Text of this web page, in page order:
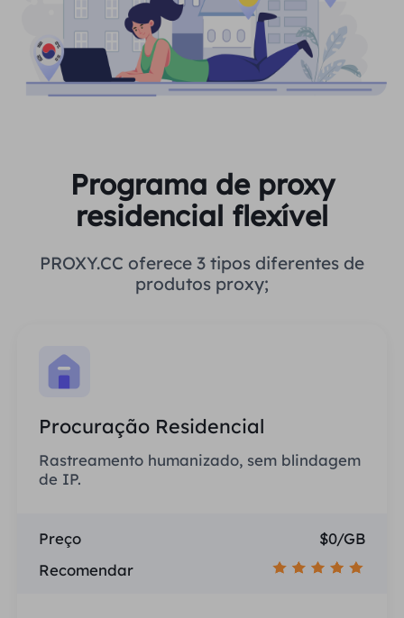
Programa de proxy
residencial flexível
PROXY.CC oferece 3 tipos diferentes de
produtos proxy;
Procuração Residencial
Rastreamento humanizado, sem blindagem
de IP.
Preço
$0/GB
Recomendar